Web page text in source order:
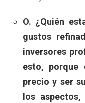
O. ¿Quién
gustos
inversores
esto, porque
precio y ser
los